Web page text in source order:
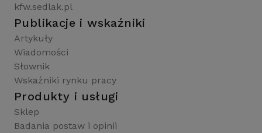
kfw.sedlak.pl
Publikacje i wskaźniki
Artykuły
Wiadomości
Słownik
Wskaźniki rynku pracy
Produkty i usługi
Sklep
Badania postaw i opinii